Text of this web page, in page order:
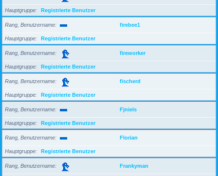
Hauptgruppe Registrierte Benutzer
Rang, Benutzername firebee1
Hauptgruppe Registrierte Benutzer
Rang, Benutzername fireworker
Hauptgruppe Registrierte Benutzer
Rang, Benutzername fischerd
Hauptgruppe Registrierte Benutzer
Rang, Benutzername Fjniels
Hauptgruppe Registrierte Benutzer
Rang, Benutzername Florian
Hauptgruppe Registrierte Benutzer
Rang, Benutzername Frankyman